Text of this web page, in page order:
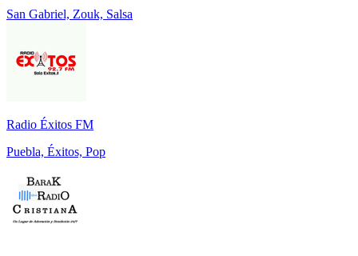
San Gabriel, Zouk, Salsa
Radio Éxitos FM
Puebla, Éxitos, Pop